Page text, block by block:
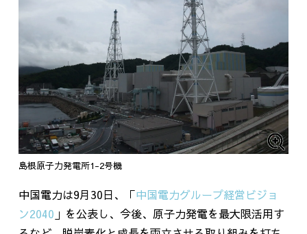
島根原子力発電所1-2号機
中国電力は9月30日、「中国電力グループ経営ビジョ
ン2040 」を公表し、今後、原子力発電を最大限活用す